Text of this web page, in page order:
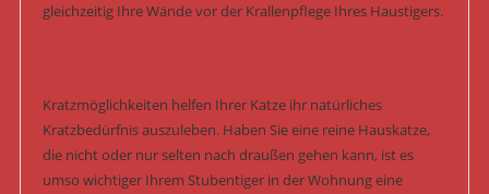
gleichzeitig Ihre Wände vor der Krallenpflege Ihres Haustigers.
Kratzmöglichkeiten helfen Ihrer Katze ihr natürliches
Kratzbedürfnis auszuleben. Haben Sie eine reine Hauskatze,
die nicht oder nur selten nach draußen gehen kann, ist es
umso wichtiger Ihrem Stubentiger in der Wohnung eine